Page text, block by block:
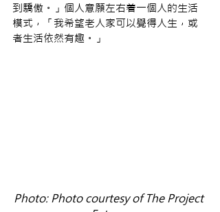
到驕傲。」個人意願左右着一個人的生活
模式，「我希望老人家可以覺得人生，或
者生活依然有趣。」
Photo: Photo courtesy of The Project